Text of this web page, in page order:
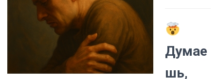
Думае
шь,